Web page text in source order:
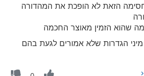
הזאת לא הופכת את המהדורה
שהוא הזמין מאוצר החכמה
הגדרות שלא אמורים לגעת בהם